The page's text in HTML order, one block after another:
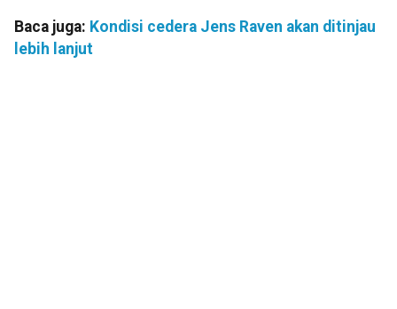
Baca juga: Kondisi cedera Jens Raven akan ditinjau
lebih lanjut